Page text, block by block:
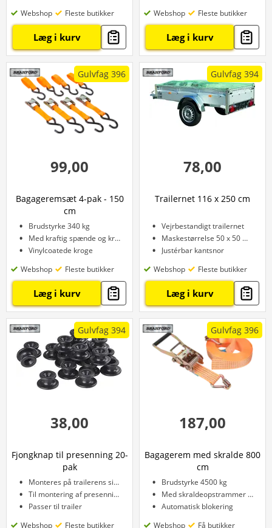
Webshop
Fleste butikker
Læg i kurv
Webshop
Fleste butikker
Læg i kurv
Gulvfag 396
99,00
Bagageremsæt 4-pak - 150
cm
Brudstyrke 340 kg
Med kraftig spænde og krog
Vinylcoatede kroge
Webshop
Fleste butikker
Læg i kurv
Gulvfag 394
78,00
Trailernet 116 x 250 cm
Vejrbestandigt trailernet
Maskestørrelse 50 x 50 mm
Justérbar kantsnor
Webshop
Fleste butikker
Læg i kurv
Gulvfag 394
38,00
Fjongknap til presenning 20-
pak
Monteres på trailerens sider
Til montering af presenning
Passer til trailer
Webshop
Fleste butikker
Gulvfag 396
187,00
Bagagerem med skralde 800
cm
Brudstyrke 4500 kg
Med skraldeopstrammer og kroge
Automatisk blokering
Webshop
Få butikker